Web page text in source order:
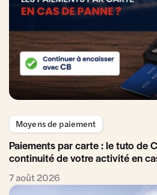
Moyens de paiement
Paiements par carte : le tuto de
continuité de votre activité en
7 août 2026